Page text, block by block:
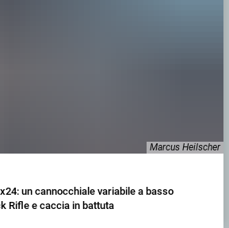
Marcus Heilscher
un cannocchiale variabile a basso
Rifle e caccia in battuta